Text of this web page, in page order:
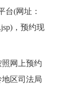
台(网址：
，预约现
照网上预约
区司法局